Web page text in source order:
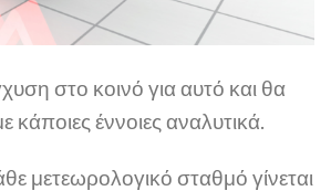
στο κοινό για αυτό και θα
κάποιες έννοιες αναλυτικά.
μετεωρολογικό σταθμό γίνεται